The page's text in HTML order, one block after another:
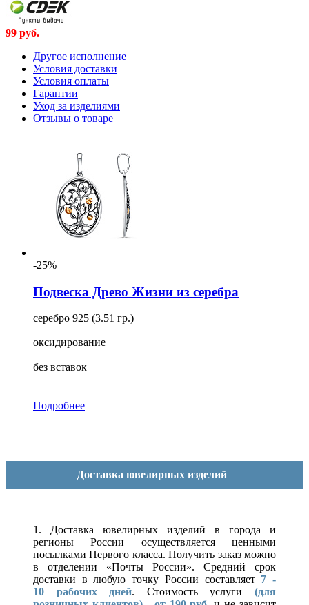
99 руб.
Другое исполнение
Условия доставки
Условия оплаты
Гарантии
Уход за изделиями
Отзывы о товаре
-25%
Подвеска Древо Жизни из серебра
серебро 925 (3.51 гр.)
оксидирование
без вставок
Подробнее
Доставка ювелирных изделий
1. Доставка ювелирных изделий в города и
регионы России осуществляется ценными
посылками Первого класса. Получить заказ можно
в отделении «Почты России». Средний срок
доставки в любую точку России составляет 7 -
10 рабочих дней. Стоимость услуги(для